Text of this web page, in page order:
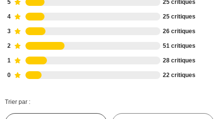
5 25 critiques
4 25 critiques
3 26 critiques
2 51 critiques
1 28 critiques
0 22 critiques
Trier par :